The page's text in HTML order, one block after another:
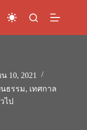
10, 2021
ธรรม, เทศกาล
ไป